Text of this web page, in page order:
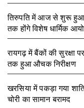
तिरुपति में आज से शुरू हुआ
तक होंगे विशेष धार्मिक
रायगढ़ में बैंकों की
तक हुआ औचक निरीक्षण
खरसिया में पकड़ा गया
चोरी का सामान बरामद